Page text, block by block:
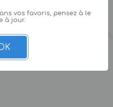
vos favoris, pensez à le
à jour.